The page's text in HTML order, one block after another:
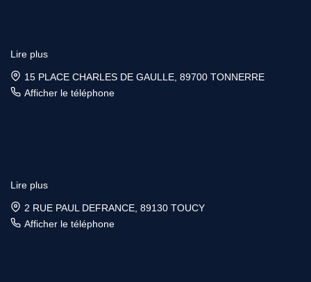
Lire plus
15 PLACE CHARLES DE GAULLE, 89700 TONNERRE
Afficher le téléphone
Lire plus
2 RUE PAUL DEFRANCE, 89130 TOUCY
Afficher le téléphone